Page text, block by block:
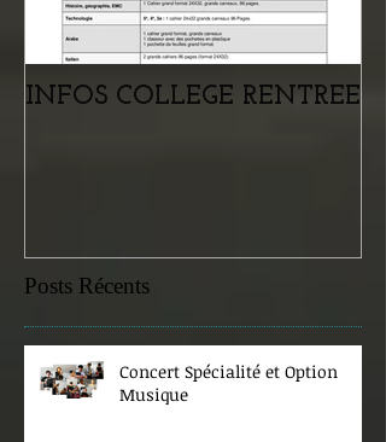
INFOS COLLEGE RENTREE
Posts Récents
Concert Spécialité et Option
Musique